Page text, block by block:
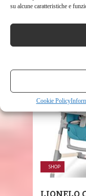
su alcune caratteristiche e
Cookie Policy
RELATED
SHOP
LIONELO